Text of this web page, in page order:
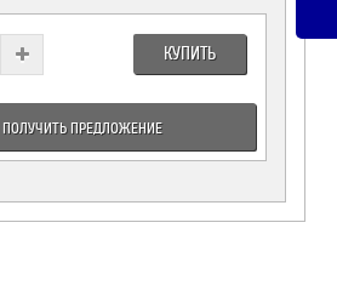
КУПИТЬ
ПОЛУЧИТЬ ПРЕДЛОЖЕНИЕ